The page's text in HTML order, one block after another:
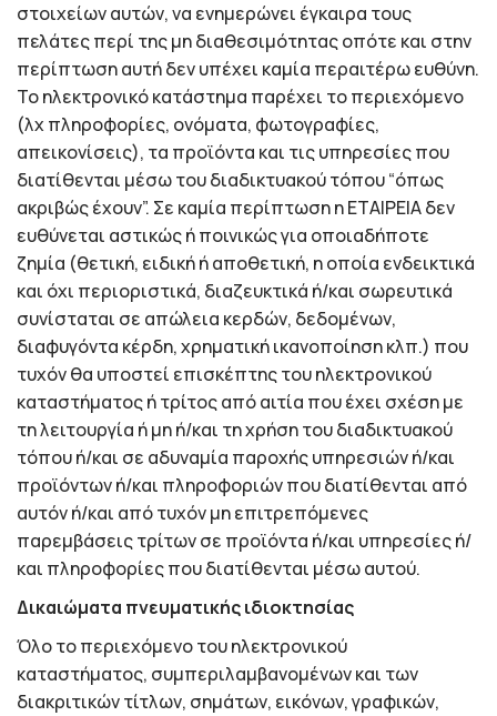
στοιχείων αυτών, να ενημερώνει έγκαιρα τους
πελάτες περί της μη διαθεσιμότητας οπότε και στην
περίπτωση αυτή δεν υπέχει καμία περαιτέρω ευθύνη.
Το ηλεκτρονικό κατάστημα παρέχει το περιεχόμενο
(λχ πληροφορίες, ονόματα, φωτογραφίες,
απεικονίσεις), τα προϊόντα και τις υπηρεσίες που
διατίθενται μέσω του διαδικτυακού τόπου “όπως
ακριβώς έχουν”. Σε καμία περίπτωση η ΕΤΑΙΡΕΙΑ δεν
ευθύνεται αστικώς ή ποινικώς για οποιαδήποτε
ζημία (θετική, ειδική ή αποθετική, η οποία ενδεικτικά
και όχι περιοριστικά, διαζευκτικά ή/και σωρευτικά
συνίσταται σε απώλεια κερδών, δεδομένων,
διαφυγόντα κέρδη, χρηματική ικανοποίηση κλπ.) που
τυχόν θα υποστεί επισκέπτης του ηλεκτρονικού
καταστήματος ή τρίτος από αιτία που έχει σχέση με
τη λειτουργία ή μη ή/και τη χρήση του διαδικτυακού
τόπου ή/και σε αδυναμία παροχής υπηρεσιών ή/και
προϊόντων ή/και πληροφοριών που διατίθενται από
αυτόν ή/και από τυχόν μη επιτρεπόμενες
παρεμβάσεις τρίτων σε προϊόντα ή/και υπηρεσίες ή/
και πληροφορίες που διατίθενται μέσω αυτού.
Δικαιώματα πνευματικής ιδιοκτησίας
Όλο το περιεχόμενο του ηλεκτρονικού
καταστήματος, συμπεριλαμβανομένων και των
διακριτικών τίτλων, σημάτων, εικόνων, γραφικών,